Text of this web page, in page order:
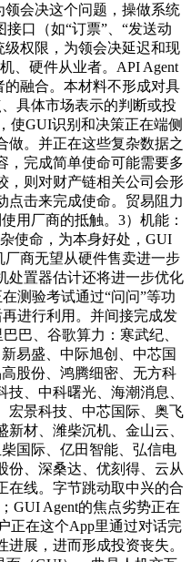
会决这个问题，操做系统
口（如“订票”、“发送动
权限，为领会决延迟和现
、硬件从业者。API Agent
的融合。本材料不形成对具
具体市场表示的判断或投
使GUI识别和决策正在端侧
做。并正在这些复杂数据之
，完成简单使命可能需要多
，则对财产链相关公司会形
点击来完成使命。贸易阻力
用厂商的抵触。3）机能：
使命，为本身好处，GUI
厂商无望从硬件售卖进一步
处置器估计还将进一步优化
测验考试通过“问问”等功
进行利用。并间接完成发
巴、谷歌算力：寒武纪、
易盛、中际旭创、中芯国
股份、鸿腾细密、无方科
、中科曙光、海潮消息、
宏景科技、中芯国际、奥飞
材、潍柴沉机、金山云、
国际、亿田智能、弘信电
份、深桑达、优刻得、云从
在线。字节跳动取中兴的合
GUI Agent的焦点劣势正在
正在这个App里通过对话完
展，进而形成投资丧失。